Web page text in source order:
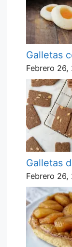
Galletas
Febrero 26,
Galletas
Febrero 26,